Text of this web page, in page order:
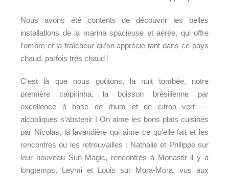
Nous avons été contents de découvrir les belles
installations de la marina spacieuse et aérée, qui offre
l’ombre et la fraîcheur qu’on apprécie tant dans ce pays
chaud, parfois très chaud !
C’est là que nous goûtons, la nuit tombée, notre
première caïpirinha, la boisson brésilienne par
excellence à base de rhum et de citron vert —
alcooliques s’abstenir ! On aime les bons plats cuisinés
par Nicolas, la lavandière qui aime ce qu’elle fait et les
rencontres ou les retrouvailles : Nathalie et Philippe sur
leur nouveau Sun Magic, rencontrés à Monastir il y a
longtemps, Leymi et Louis sur Mora-Mora, vus aux